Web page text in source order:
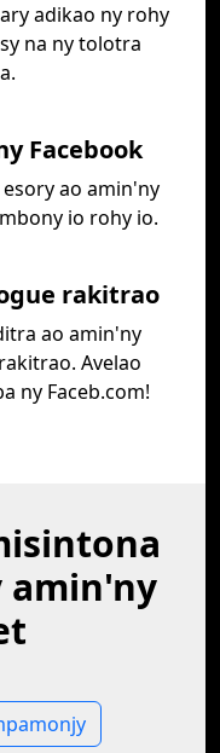
adikao ny rohy
na ny tolotra
Facebook
ao amin'ny
io rohy io.
rakitrao
ao amin'ny
Avelao
ny Faceb.com!
amin'ny